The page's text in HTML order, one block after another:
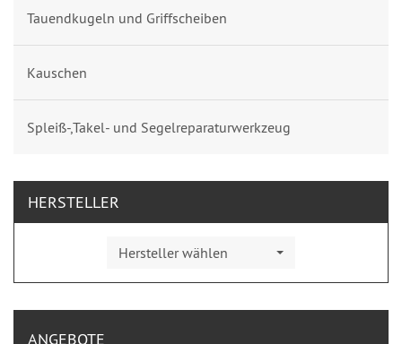
Tauendkugeln und Griffscheiben
Kauschen
Spleiß-,Takel- und Segelreparaturwerkzeug
HERSTELLER
Hersteller wählen
ANGEBOTE